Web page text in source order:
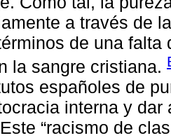
a través de
de una
la sangre cristiana.
españoles de
interna y dar
“racismo de